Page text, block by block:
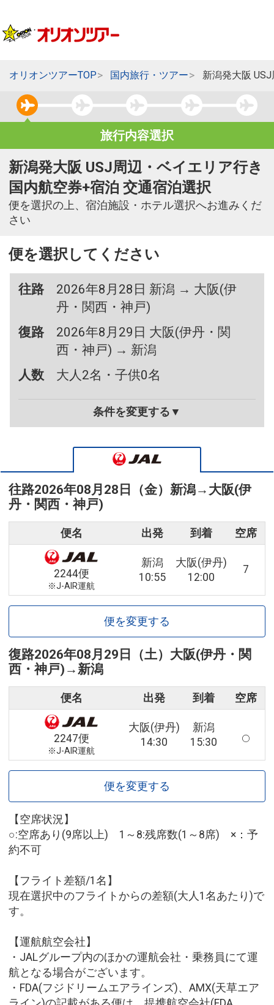
オリオンツアーTOP 国内旅行・ツアー 新潟発大阪
旅行内容選択
新潟発大阪 USJ周辺・ベイエリア行き
国内航空券+宿泊 交通宿泊選択
便を選択の上、宿泊施設・ホテル選択へお進みくだ
さい
便を選択してください
往路
2026年8月28日 新潟 → 大阪(伊
丹・関西・神戸)
復路
2026年8月29日 大阪(伊丹・関
西・神戸) → 新潟
人数
大人2名・子供0名
条件を変更する▼
往路2026年08月28日（金） 新潟→ 大阪(伊
丹・関西・神戸)
便名 出発 到着 空席
2244便
※J-AIR運航
新潟
10:55
大阪(伊丹)
12:00
7
便を変更する
復路2026年08月29日（土） 大阪(伊丹・関
西・神戸) →新潟
便名 出発 到着 空席
2247便
※J-AIR運航
大阪(伊丹)
14:30
新潟
15:30
便を変更する
【空席状況】
○:空席あり(9席以上) 1～8:残席数(1～8席) ×：予
約不可
【フライト差額/1名】
現在選択中のフライトからの差額(大人1名あたり)で
す。
【運航航空会社】
・JALグループ内のほかの運航会社・乗務員にて運
航となる場合がございます。
・FDA(フジドリームエアラインズ)、AMX(天草エア